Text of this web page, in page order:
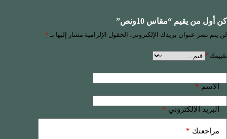
كن أول من يقيم “مقاس 10ونص”
لن يتم نشر عنوان بريدك الإلكتروني. الحقول الإلزامية مشار إليها بـ *
تقييمك *
الاسم*
البريد الإلكتروني*
مراجعتك *